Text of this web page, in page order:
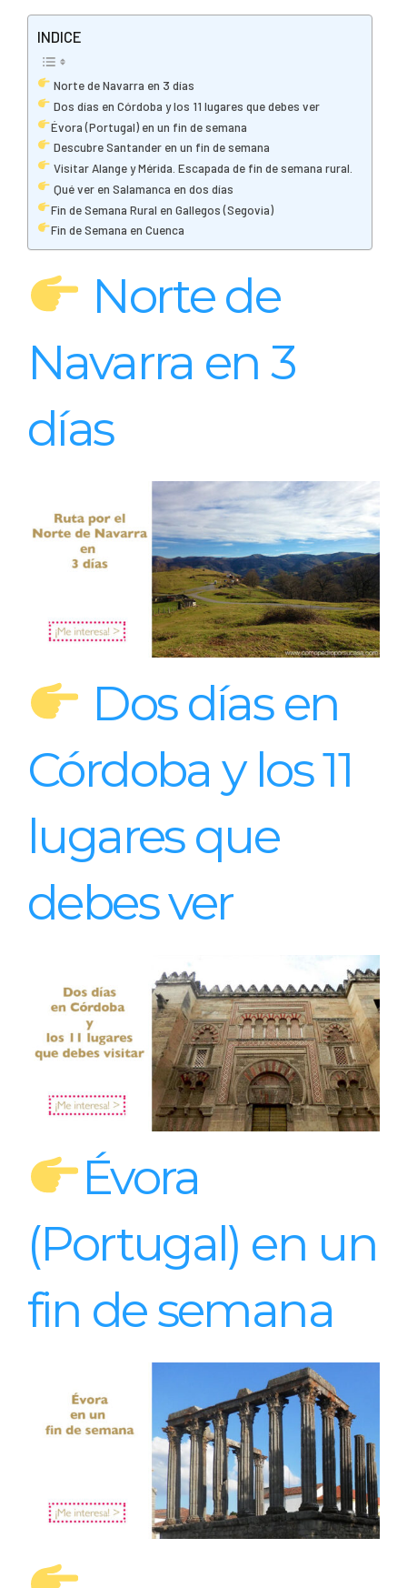
INDICE
Norte de Navarra en 3 días
Dos días en Córdoba y los 11 lugares que debes ver
Évora (Portugal) en un fin de semana
Descubre Santander en un fin de semana
Visitar Alange y Mérida. Escapada de fin de semana rural.
Qué ver en Salamanca en dos días
Fin de Semana Rural en Gallegos (Segovia)
Fin de Semana en Cuenca
Norte de
Navarra en 3
días
Dos días en
Córdoba y los 11
lugares que
debes ver
Évora
(Portugal) en un
fin de semana